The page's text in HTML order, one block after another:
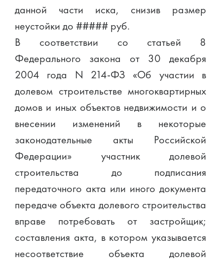
данной части иска, снизив размер
неустойки до ##### руб.
В соответствии со статьей 8
Федерального закона от 30 декабря
2004 года N 214-ФЗ «Об участии в
долевом строительстве многоквартирных
домов и иных объектов недвижимости и о
внесении изменений в некоторые
законодательные акты Российской
Федерации» участник долевой
строительства до подписания
передаточного акта или иного документа
передаче объекта долевого строительства
вправе потребовать от застройщик;
составления акта, в котором указывается
несоответствие объекта долевой